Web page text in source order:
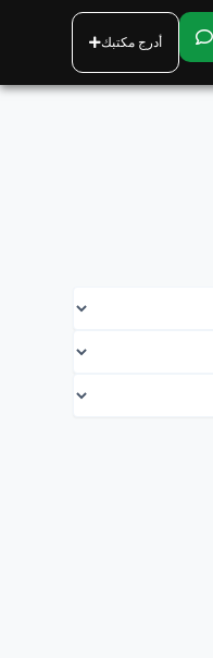
أدرج مكتبك